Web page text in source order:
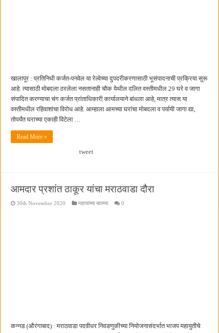
खालापूर : प्रतिनिधी कर्जत-पनवेल या रेल्वेच्या दुपदरीकरणासाठी भूसंपादनाची प्रक्रिया सुरू
आहे. त्यासाठी मोबदला ठरलेला नसतानाही चौक येथील दलित वस्तीमधील 29 घरे व जागा
संपादित करण्याचा चंग कर्जत प्रांताधिकारी कार्यालयाने बांधला आहे, मात्र त्यास या
वस्तीमधील रहिवाशांचा विरोध आहे. आम्हाला आमच्या घरांचा मोबदला व पर्यायी जागा द्या,
तोपर्यंत घराच्या एकाही विटेला …
Read More »
tweet
आमदार प्रशांत ठाकूर यांचा मराठवाडा दौरा
30th November 2020 महत्वाच्या बातम्या 0
कन्नड (औरंगाबाद) : मराठवाडा पदवीधर निवडणुकीच्या नियोजनासंदर्भात भाजप महायुतीचे